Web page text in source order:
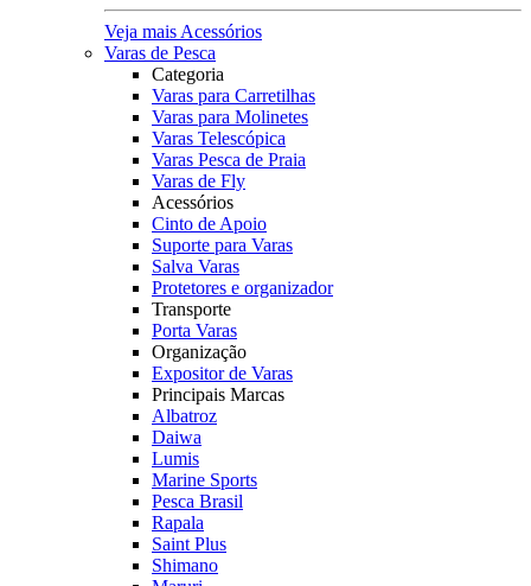
Veja mais Acessórios
Varas de Pesca
Categoria
Varas para Carretilhas
Varas para Molinetes
Varas Telescópica
Varas Pesca de Praia
Varas de Fly
Acessórios
Cinto de Apoio
Suporte para Varas
Salva Varas
Protetores e organizador
Transporte
Porta Varas
Organização
Expositor de Varas
Principais Marcas
Albatroz
Daiwa
Lumis
Marine Sports
Pesca Brasil
Rapala
Saint Plus
Shimano